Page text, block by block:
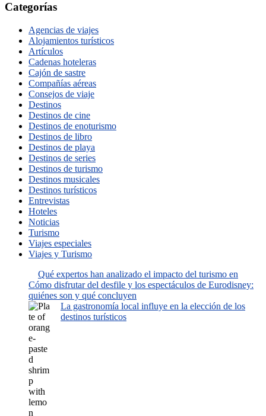
Categorías
Agencias de viajes
Alojamientos turísticos
Artículos
Cadenas hoteleras
Cajón de sastre
Compañías aéreas
Consejos de viaje
Destinos
Destinos de cine
Destinos de enoturismo
Destinos de libro
Destinos de playa
Destinos de series
Destinos de turismo
Destinos musicales
Destinos turísticos
Entrevistas
Hoteles
Noticias
Turismo
Viajes especiales
Viajes y Turismo
Qué expertos han analizado el impacto del turismo en
Cómo disfrutar del desfile y los espectáculos de Eurodisney:
quiénes son y qué concluyen
La gastronomía local influye en la elección de los
destinos turísticos